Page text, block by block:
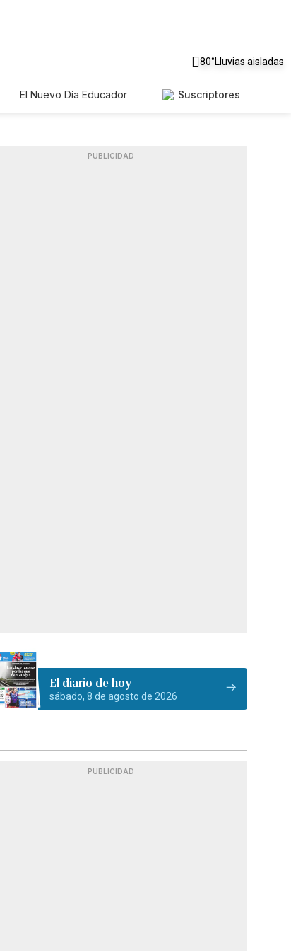
80°Lluvias aisladas
El Nuevo Día Educador
Suscriptores
PUBLICIDAD
El diario de hoy
sábado, 8 de agosto de 2026
PUBLICIDAD